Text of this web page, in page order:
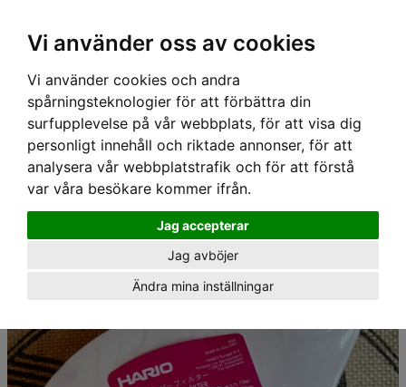
Vi använder oss av cookies
Vi använder cookies och andra
spårningsteknologier för att förbättra din
surfupplevelse på vår webbplats, för att visa dig
personligt innehåll och riktade annonser, för att
analysera vår webbplatstrafik och för att förstå
var våra besökare kommer ifrån.
Jag accepterar
Jag avböjer
Ändra mina inställningar
Hem› Tillbehör›Filter› filter V60 2-koppar